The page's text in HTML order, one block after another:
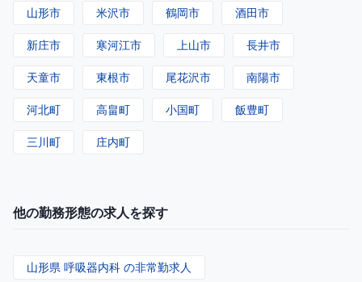
山形市 米沢市 鶴岡市 酒田市
新庄市 寒河江市 上山市 長井市
天童市 東根市 尾花沢市 南陽市
河北町 高畠町 小国町 飯豊町
三川町 庄内町
他の勤務形態の求人を探す
山形県 呼吸器内科 の非常勤求人